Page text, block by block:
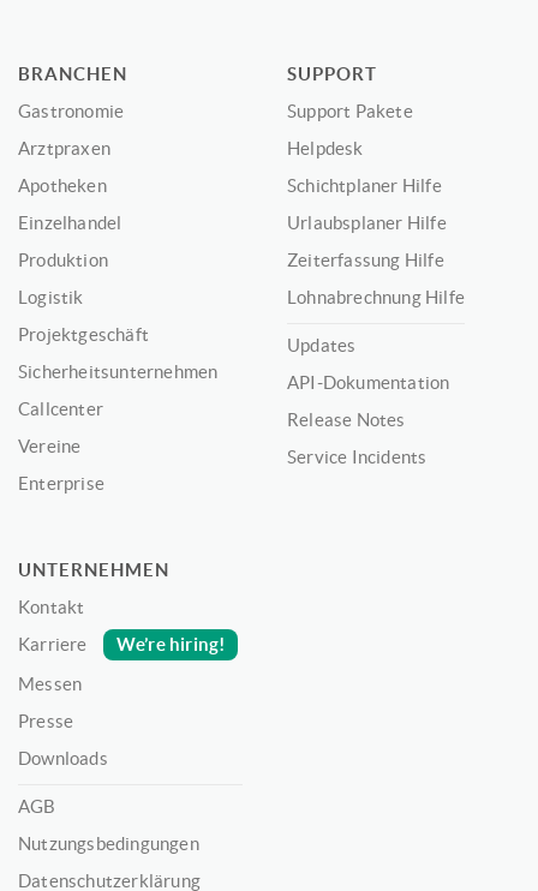
BRANCHEN
Gastronomie
Arztpraxen
Apotheken
Einzelhandel
Produktion
Logistik
Projektgeschäft
Sicherheitsunternehmen
Callcenter
Vereine
Enterprise
SUPPORT
Support Pakete
Helpdesk
Schichtplaner Hilfe
Urlaubsplaner Hilfe
Zeiterfassung Hilfe
Lohnabrechnung Hilfe
Updates
API-Dokumentation
Release Notes
Service Incidents
UNTERNEHMEN
Kontakt
Karriere
We’re hiring!
Messen
Presse
Downloads
AGB
Nutzungsbedingungen
Datenschutzerklärung